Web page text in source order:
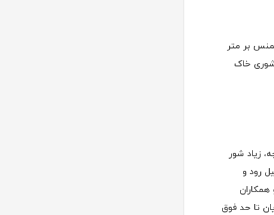
از بلندی‌های اطراف که ۰/۶۵ دسی زیمنس بر متر
که ۳۵۵٫۵ دسی زیمنس بر متر است (۷ برابر شوری خاک
زیاد شور
رود و
آب به دریاچه می‌رسد.[۸] فیشر و همکاران
تا حد فوق